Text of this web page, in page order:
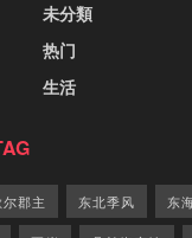
未分類
热门
生活
郡主 东北季风 东